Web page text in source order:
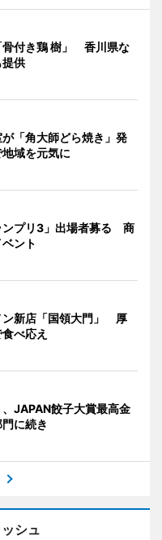
骨付き鶏 樹」 香川県な
提供
「角大師どら焼き」発
域を元気に
ンプリ3」出場者募る 商
ント
ン新店「国領大門」 厚
べ応え
JAPAN餃子大賞最高金
に続き
シュ